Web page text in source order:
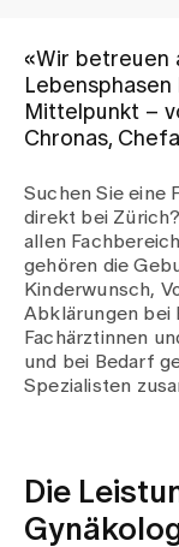
Aktuelles
Jobs &
Kontakt
Babygalerie
Blog
Medien
Übersicht &
Team
Zuweisende
Kontakt
«Wir betreuen
Mittelpunkt –
Chronas,
Suchen Sie eine
direkt bei
allen
gehören die
Kinderwunsch,
Abklärungen bei
Fachärztinnen
und bei Bedarf
Spezialisten
Die